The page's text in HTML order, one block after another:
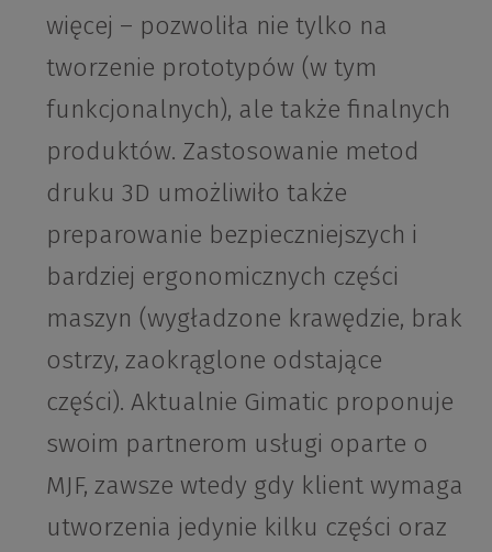
więcej – pozwoliła nie tylko na
tworzenie prototypów (w tym
funkcjonalnych), ale także finalnych
produktów. Zastosowanie metod
druku 3D umożliwiło także
preparowanie bezpieczniejszych i
bardziej ergonomicznych części
maszyn (wygładzone krawędzie, brak
ostrzy, zaokrąglone odstające
części). Aktualnie Gimatic proponuje
swoim partnerom usługi oparte o
MJF, zawsze wtedy gdy klient wymaga
utworzenia jedynie kilku części oraz